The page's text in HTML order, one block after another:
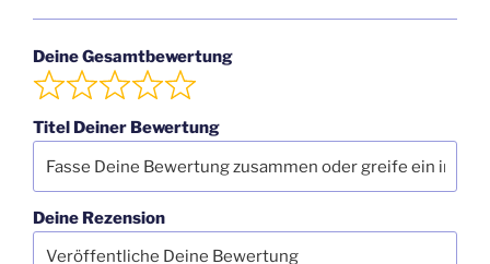
Deine Gesamtbewertung
Titel Deiner Bewertung
Deine Rezension